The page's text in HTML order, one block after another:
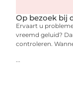
Op bezoek bij
Ervaart u
vreemd geluid?
controleren.